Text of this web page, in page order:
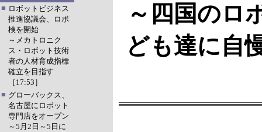
■ ロボットビジネス
推進協議会、ロボ
検を開始
～メカトロニク
ス・ロボット技術
者の人材育成指標
確立を目指す
［17:53］
■ グローバックス、
名古屋にロボット
専門店をオープン
～5月2日～5日に
～四国のロ
ども達に自